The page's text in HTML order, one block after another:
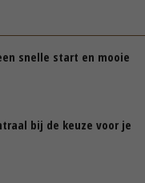
snelle start en mooie
bij de keuze voor je